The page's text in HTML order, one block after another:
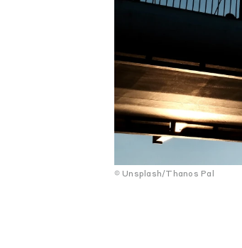
Unsplash/Thanos Pal